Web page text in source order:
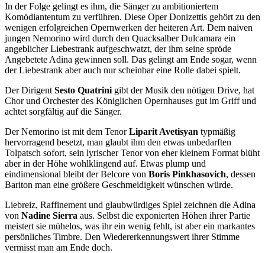
In der Folge gelingt es ihm, die Sänger zu ambitioniertem
Komödiantentum zu verführen. Diese Oper Donizettis gehört zu den
wenigen erfolgreichen Opernwerken der heiteren Art. Dem naiven
jungen Nemorino wird durch den Quacksalber Dulcamara ein
angeblicher Liebestrank aufgeschwatzt, der ihm seine spröde
Angebetete Adina gewinnen soll. Das gelingt am Ende sogar, wenn
der Liebestrank aber auch nur scheinbar eine Rolle dabei spielt.
Der Dirigent Sesto Quatrini gibt der Musik den nötigen Drive, hat
Chor und Orchester des Königlichen Opernhauses gut im Griff und
achtet sorgfältig auf die Sänger.
Der Nemorino ist mit dem TenorLiparit Avetisyan typmäßig
hervorragend besetzt, man glaubt ihm den etwas unbedarften
Tolpatsch sofort, sein lyrischer Tenor von eher kleinem Format blüht
aber in der Höhe wohlklingend auf. Etwas plump und
eindimensional bleibt der Belcore von Boris Pinkhasovich, dessen
Bariton man eine größere Geschmeidigkeit wünschen würde.
Liebreiz, Raffinement und glaubwürdiges Spiel zeichnen die Adina
von Nadine Sierra aus. Selbst die exponierten Höhen ihrer Partie
meistert sie mühelos, was ihr ein wenig fehlt, ist aber ein markantes
persönliches Timbre. Den Wiedererkennungswert ihrer Stimme
vermisst man am Ende doch.